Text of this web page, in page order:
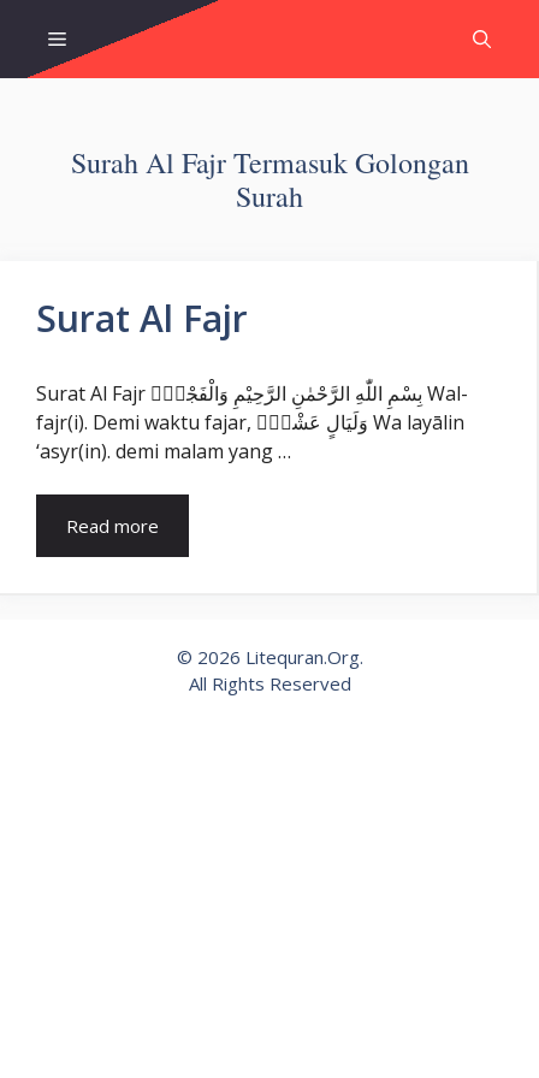
content
Menu
Surah Al Fajr Termasuk Golongan
Surah
Surat Al Fajr
Surat Al Fajr بِسْمِ اللّٰهِ الرَّحْمٰنِ الرَّحِيْمِ وَالْفَجْرِۙ Wal-
fajr(i). Demi waktu fajar, وَلَيَالٍ عَشْرٍۙ Wa layālin
‘asyr(in). demi malam yang …
Read more
© 2026 Litequran.Org.
All Rights Reserved